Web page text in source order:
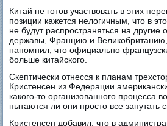
Китай не готов участвовать в этих
позиции кажется нелогичным, что в
не будут распространяться на
державы, Францию и Великобританию,
напомнил, что официально
больше китайского.
Скептически отнесся к планам
Кристенсен из Федерации
какого-то организованного процесса
пытаются ли они просто все запутать
Кристенсен добавил, что в